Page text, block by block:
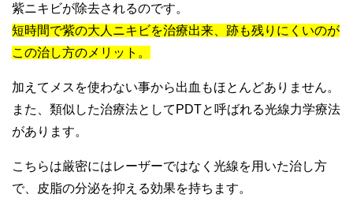
紫ニキビが除去されるのです。
短時間で紫の大人ニキビを治療出来、跡も残りにくいのが
この治し方のメリット。
加えてメスを使わない事から出血もほとんどありません。
また、類似した治療法としてPDTと呼ばれる光線力学療法
があります。
こちらは厳密にはレーザーではなく光線を用いた治し方
で、皮脂の分泌を抑える効果を持ちます。